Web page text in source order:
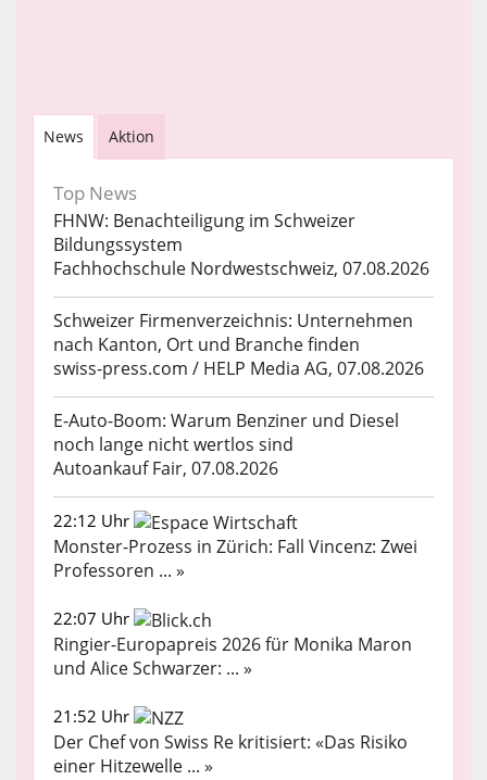
News Aktion
Top News
FHNW: Benachteiligung im Schweizer
Bildungssystem
Fachhochschule Nordwestschweiz, 07.08.2026
Schweizer Firmenverzeichnis: Unternehmen
nach Kanton, Ort und Branche finden
swiss-press.com / HELP Media AG, 07.08.2026
E-Auto-Boom: Warum Benziner und Diesel
noch lange nicht wertlos sind
Autoankauf Fair, 07.08.2026
22:12 Uhr
Monster-Prozess in Zürich: Fall Vincenz: Zwei
Professoren ... »
22:07 Uhr
Ringier-Europapreis 2026 für Monika Maron
und Alice Schwarzer: ... »
21:52 Uhr
Der Chef von Swiss Re kritisiert: «Das Risiko
einer Hitzewelle ... »